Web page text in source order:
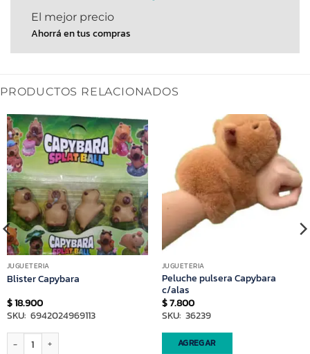
El mejor precio
Ahorrá en tus compras
PRODUCTOS RELACIONADOS
JUGUETERIA
Blister Capybara
$18.900
SKU: 6942024969113
JUGUETERIA
Peluche pulsera Capybara
c/alas
$7.800
SKU: 36239
AGREGAR